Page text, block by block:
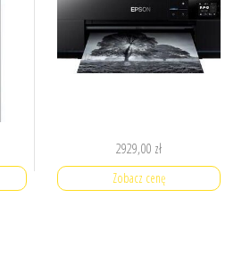
2929,00 zł
Zobacz cenę